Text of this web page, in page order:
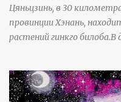
Цяньцзинь, в 30
провинции Хэнань,
растений гинкго
тысячи лет. источник
https://www.sohu.com/a/